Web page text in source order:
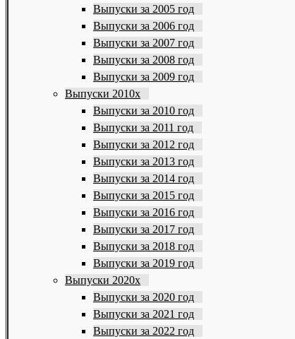
Выпуски за 2005 год
Выпуски за 2006 год
Выпуски за 2007 год
Выпуски за 2008 год
Выпуски за 2009 год
Выпуски 2010х
Выпуски за 2010 год
Выпуски за 2011 год
Выпуски за 2012 год
Выпуски за 2013 год
Выпуски за 2014 год
Выпуски за 2015 год
Выпуски за 2016 год
Выпуски за 2017 год
Выпуски за 2018 год
Выпуски за 2019 год
Выпуски 2020х
Выпуски за 2020 год
Выпуски за 2021 год
Выпуски за 2022 год